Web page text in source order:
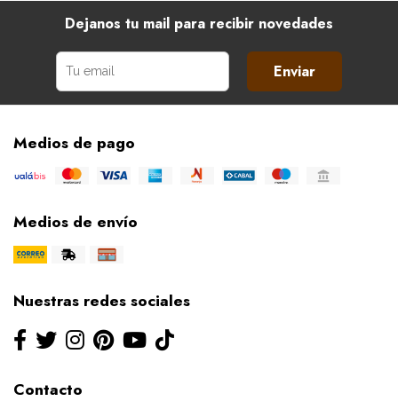
Dejanos tu mail para recibir novedades
Enviar
Medios de pago
Medios de envío
Nuestras redes sociales
Contacto